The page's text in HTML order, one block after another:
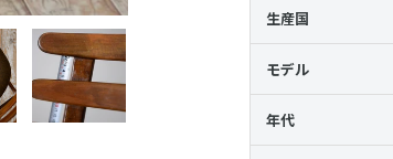
生産国
モデル
年代